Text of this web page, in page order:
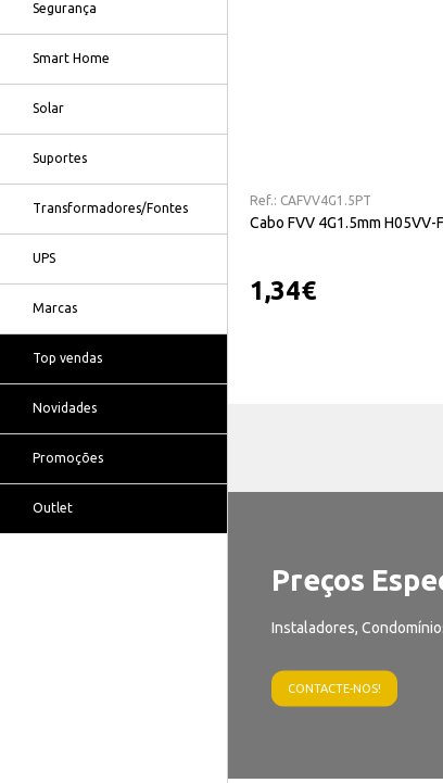
Segurança
Smart Home
Solar
Suportes
Transformadores/Fontes
UPS
Marcas
Top vendas
Novidades
Promoções
Outlet
Ref.: CAFVV4G1.5PT
Cabo FVV 4G1.5mm H05VV-
1,34€
Preços
Instaladores,
CONTACTE-NOS!